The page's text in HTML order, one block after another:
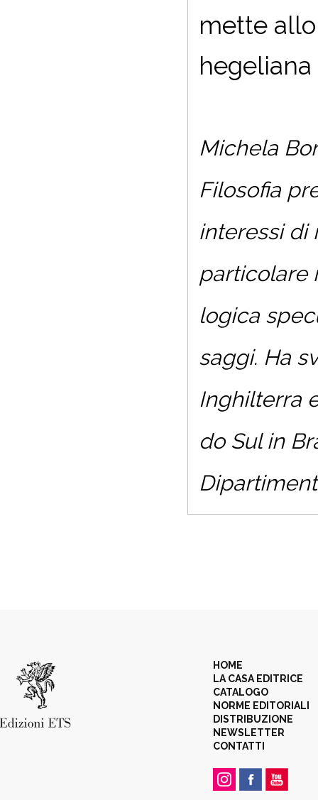
mette
Michela
Filosofia
interessi di
particolare
logica
saggi. Ha
Inghilterra
do Sul in
HOME
LA CASA EDITRICE
CATALOGO
NORME EDITORIALI
DISTRIBUZIONE
NEWSLETTER
CONTATTI